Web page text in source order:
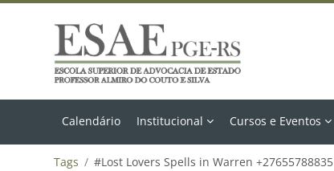
Calendário Institucional Cursos e Eventos
Tags #Lost Lovers Spells in Warren +27655788835